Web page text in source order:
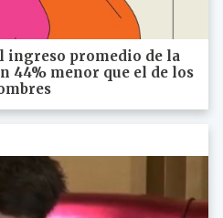
ingreso promedio de la
44% menor que el de los